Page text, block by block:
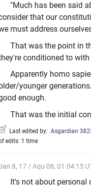
"Much has been said
that our
must address
That was the point in
conditioned to
Apparently homo
younger
enough.
That was the initial
Last edited by: Asgardian
edits: 1 time
8, 17 / Aqu 08, 01 04:15
It's not about personal